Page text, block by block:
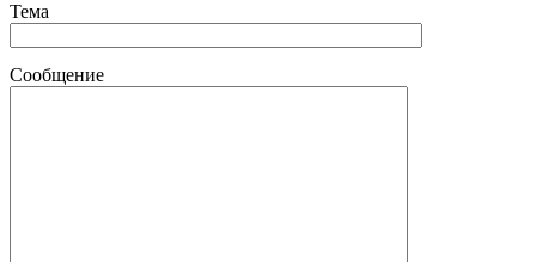
Тема
Сообщение